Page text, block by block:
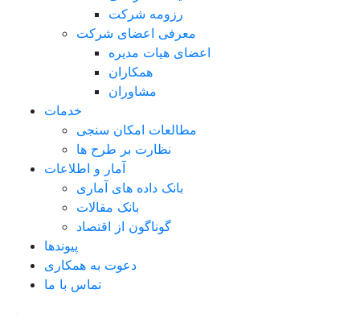
رزومه شرکت
معرفی اعضای شرکت
اعضای هیات مدیره
همکاران
مشاوران
خدمات
مطالعات امکان سنجی
نظارت بر طرح ها
آمار و اطلاعات
بانک داده های آماری
بانک مقالات
گوناگون از اقتصاد
پیوندها
دعوت به همکاری
تماس با ما